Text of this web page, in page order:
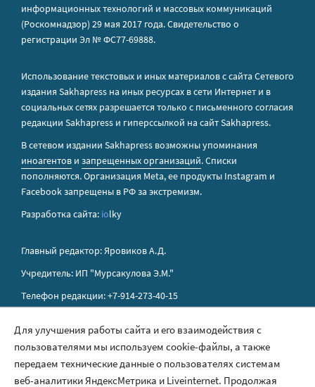
информационных технологий и массовых коммуникаций
(Роскомнадзор) 29 мая 2017 года. Свидетельство о
регистрации Эл № ФС77-69888.
Использование текстовых и иных материалов с сайта Сетевого
издания Sakhapress на иных ресурсах в сети Интернет и в
социальных сетях разрешается только с письменного согласия
редакции Sakhapress и гиперссылкой на сайт Sakhapress.
В сетевом издании Sakhapress возможны упоминания
иноагентов и запрещенных организаций. Списки
пополняются. Организация Metа, ее продукты Instagram и
Facebook запрещены в РФ за экстремизм.
Разработка сайта: iolky
Главный редактор: Яровиков А.Д.
Учредитель: ИП "Мурсакулова Э.М."
Телефон редакции: +7-914-273-40-15
Правила сайта
Политика обработки персональных данных
Для улучшения работы сайта и его взаимодействия с
пользователями мы используем cookie-файлы, а также
передаем технические данные о пользователях системам
веб-аналитики ЯндексМетрика и Liveinternet. Продолжая